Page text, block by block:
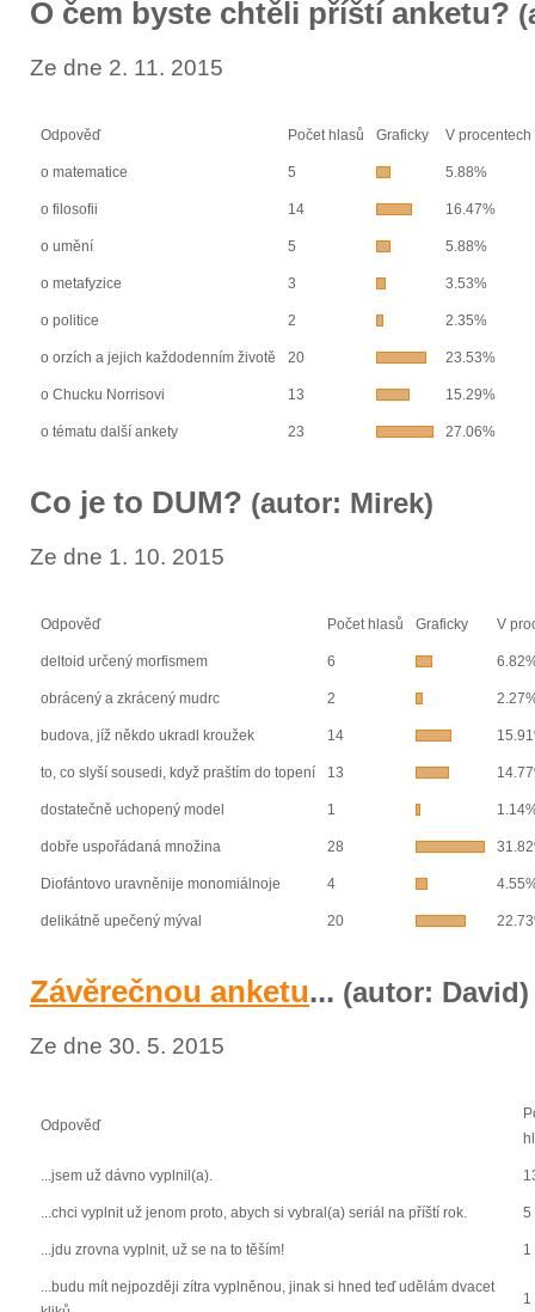
O čem byste chtěli příští anketu?
Ze dne 2. 11. 2015
Odpověď Počet hlasů Graficky V procentech
o matematice 5 5.88%
o filosofii 14 16.47%
o umění 5 5.88%
o metafyzice 3 3.53%
o politice 2 2.35%
o orzích a jejich každodenním životě 20 23.53%
o Chucku Norrisovi 13 15.29%
o tématu další ankety 23 27.06%
Co je to DUM? (autor: Mirek)
Ze dne 1. 10. 2015
Odpověď Počet hlasů Graficky V
deltoid určený morfismem 6
obrácený a zkrácený mudrc 2
budova, jíž někdo ukradl kroužek 14
to, co slyší sousedi, když praštím do topení 13
dostatečně uchopený model 1
dobře uspořádaná množina 28
Diofántovo uravněnije monomiálnoje 4
delikátně upečený mýval 20
Závěrečnou anketu... (autor: David)
Ze dne 30. 5. 2015
Odpověď
...jsem už dávno vyplnil(a).
...chci vyplnit už jenom proto, abych si vybral(a) seriál na příští rok. 5
...jdu zrovna vyplnit, už se na to těším! 1
...budu mít nejpozději zítra vyplněnou, jinak si hned teď udělám dvacet
1